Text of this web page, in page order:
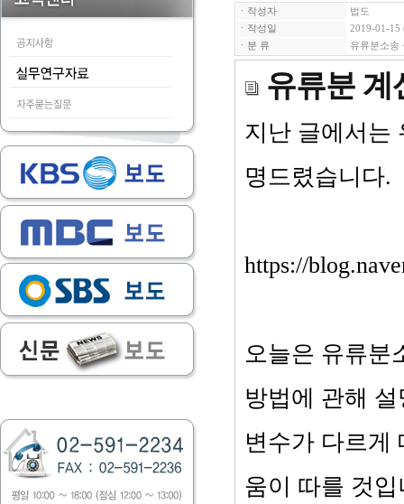
ㆍ작성자
법도
ㆍ작성일
2019-01-15
ㆍ분 류
유류분소송
유류분 계
지난 글에서는
명드렸습니다.
https://
오늘은 유류분
방법에 관해
변수가 다르게
움이 따를 것